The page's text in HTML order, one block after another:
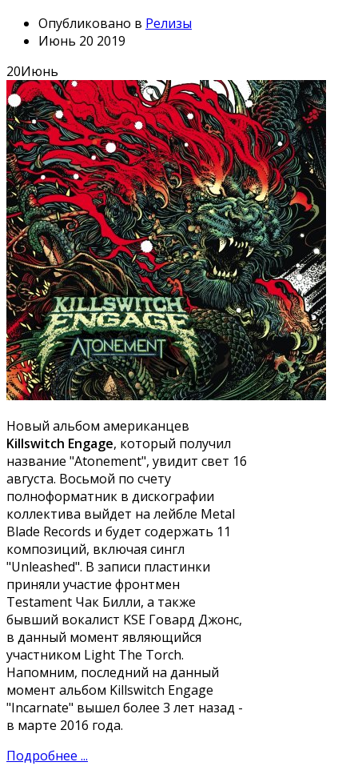
Опубликовано в Релизы
Июнь 20 2019
20Июнь
Новый альбом американцев
Killswitch Engage, который получил
название "Atonement", увидит свет 16
августа. Восьмой по счету
полноформатник в дискографии
коллектива выйдет на лейбле Metal
Blade Records и будет содержать 11
композиций, включая сингл
"Unleashed". В записи пластинки
приняли участие фронтмен
Testament Чак Билли, а также
бывший вокалист KSE Говард Джонс,
в данный момент являющийся
участником Light The Torch.
Напомним, последний на данный
момент альбом Killswitch Engage
"Incarnate" вышел более 3 лет назад -
в марте 2016 года.
Подробнее ...